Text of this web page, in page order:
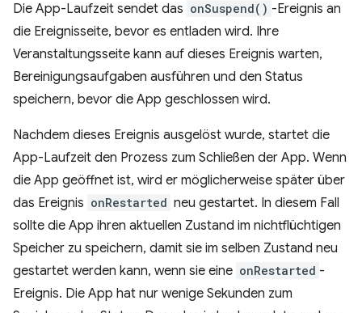
Die App-Laufzeit sendet das onSuspend() -Ereignis an
die Ereignisseite, bevor es entladen wird. Ihre
Veranstaltungsseite kann auf dieses Ereignis warten,
Bereinigungsaufgaben ausführen und den Status
speichern, bevor die App geschlossen wird.
Nachdem dieses Ereignis ausgelöst wurde, startet die
App-Laufzeit den Prozess zum Schließen der App. Wenn
die App geöffnet ist, wird er möglicherweise später über
das Ereignis onRestarted neu gestartet. In diesem Fall
sollte die App ihren aktuellen Zustand im nichtflüchtigen
Speicher zu speichern, damit sie im selben Zustand neu
gestartet werden kann, wenn sie eine onRestarted -
Ereignis. Die App hat nur wenige Sekunden zum